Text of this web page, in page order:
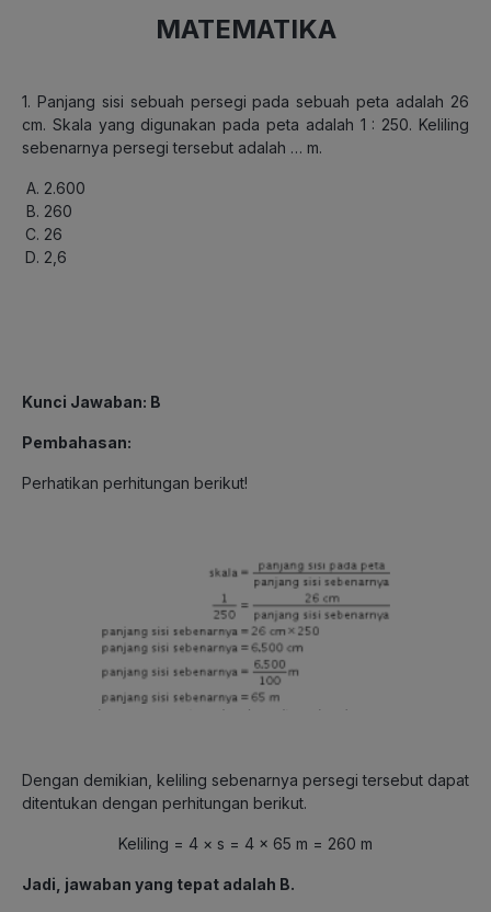
MATEMATIKA
1. Panjang sisi sebuah persegi pada sebuah peta adalah 26
cm. Skala yang digunakan pada peta adalah 1 : 250. Keliling
sebenarnya persegi tersebut adalah … m.
2.600
260
26
2,6
Kunci Jawaban: B
Pembahasan:
Perhatikan perhitungan berikut!
Dengan demikian, keliling sebenarnya persegi tersebut dapat
ditentukan dengan perhitungan berikut.
Keliling = 4 × s = 4 × 65 m = 260 m
Jadi, jawaban yang tepat adalah B.